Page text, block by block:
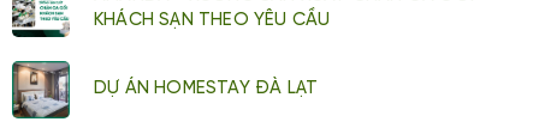
KHÁCH SẠN THEO YÊU CẦU
DỰ ÁN HOMESTAY ĐÀ LẠT